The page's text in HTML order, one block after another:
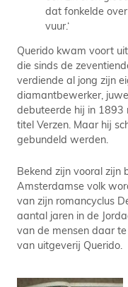
dat fonkelde
vuur.‘
Querido kwam voort
die sinds de
verdiende al jong zijn
diamantbewerker,
debuteerde hij in 1893
titel Verzen. Maar hij
gebundeld werden.
Bekend zijn vooral zijn
Amsterdamse volk
van zijn romancyclus
aantal jaren in de
van de mensen daar
van uitgeverij Querido.